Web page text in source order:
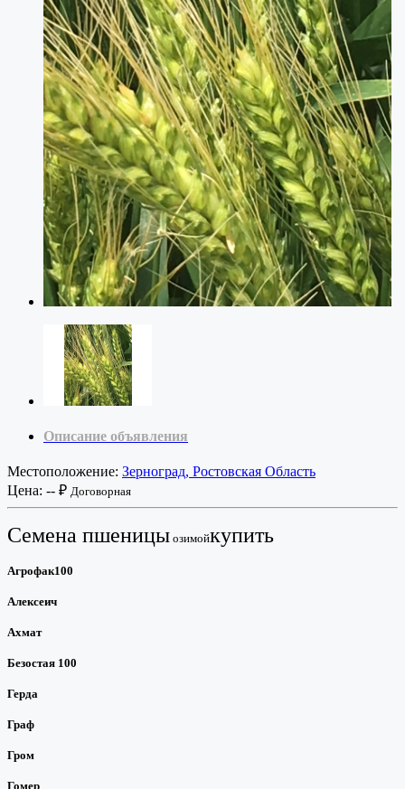
Описание объявления
Местоположение: Зерноград, Ростовская Область
Цена: -- ₽ Договорная
Семена пшеницы озимойкупить
Агрофак100
Алексеич
Ахмат
Безостая 100
Герда
Граф
Гром
Гомер